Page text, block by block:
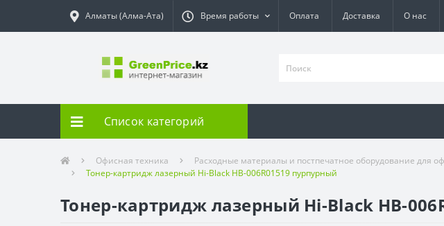
Алматы (Алма-Ата) Время работы Оплата Доставка О нас
Список категорий
Офисная техника Расходные материалы и постпечатное оборудование для
Тонер-картридж лазерный Hi-Black HB-006R01519 пурпурный
Тонер-картридж лазерный Hi-Black HB-